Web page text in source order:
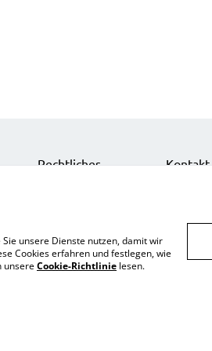
Rechtliches Kontakt
unsere Dienste nutzen, damit wir
Cookies erfahren und festlegen, wie
unsereCookie-Richtlinie lesen.